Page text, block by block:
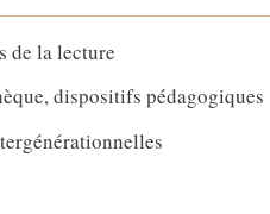
de la lecture
dispositifs pédagogiques